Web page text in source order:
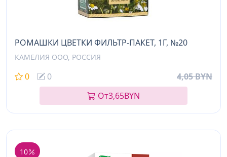
РОМАШКИ ЦВЕТКИ ФИЛЬТР-ПАКЕТ, 1Г, №20
КАМЕЛИЯ ООО, РОССИЯ
0 0
4,05 BYN
От3,65BYN
10